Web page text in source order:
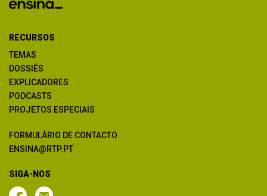
RECURSOS
TEMAS
DOSSIÊS
EXPLICADORES
PODCASTS
PROJETOS ESPECIAIS
FORMULÁRIO DE CONTACTO
ENSINA@RTP.PT
SIGA-NOS